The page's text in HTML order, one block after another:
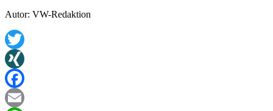
Autor: VW-Redaktion
Twitter
XING
Facebook